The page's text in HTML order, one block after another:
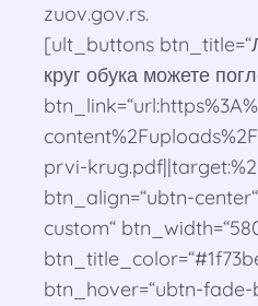
zuov.gov.rs.
[ult_buttons
круг обука можете
prvi-
btn_align=“ubtn-
custom“
btn_hover=“ubtn-fade-